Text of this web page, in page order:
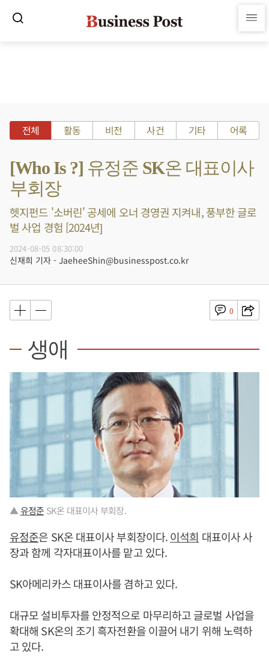
전체 활동 비전 사건 기타 어록
[Who Is ?] 유정준 SK온 대표이사
부회장
헷지펀드 '소버린' 공세에 오너 경영권 지켜내, 풍부한 글로
벌 사업 경험 [2024년]
2024-08-05 08:30:00
신재희 기자 - JaeheeShin@businesspost.co.kr
0
생애
▲유정준 SK온 대표이사 부회장.
유정준은 SK온 대표이사 부회장이다.이석희 대표이사 사
장과 함께 각자대표이사를 맡고 있다.
SK아메리카스 대표이사를 겸하고 있다.
대규모 설비투자를 안정적으로 마무리하고 글로벌 사업을
확대해 SK온의 조기 흑자전환을 이끌어 내기 위해 노력하
고 있다.